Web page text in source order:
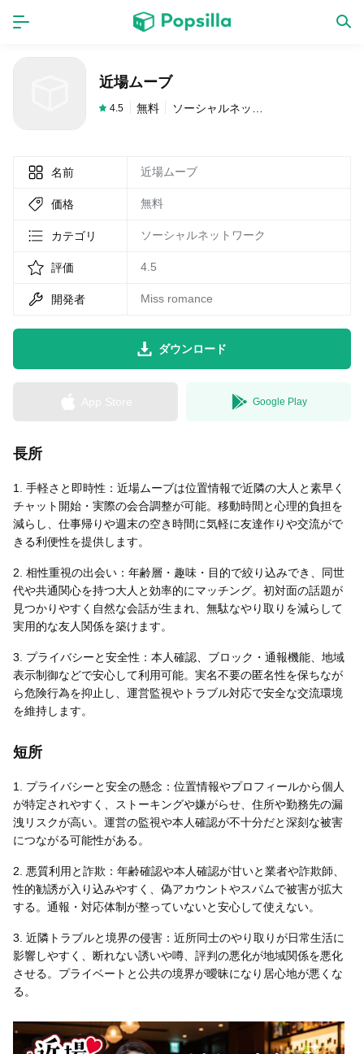
新作
LINE無料スタンプ
無料猫ミーム
近場ムーブ
4.5 無料
名前 近場ムーブ
価格 無料
カテゴリ ソーシャルネットワーク
評価 4.5
開発者 Miss romance
ダウンロード
Google Play
長所
1. 手軽さと即時性：近場ムーブは位置情報で近隣の大人と素早く
チャット開始・実際の会合調整が可能。移動時間と心理的負担を
減らし、仕事帰りや週末の空き時間に気軽に友達作りや交流がで
きる利便性を提供します。
2. 相性重視の出会い：年齢層・趣味・目的で絞り込みでき、同世
代や共通関心を持つ大人と効率的にマッチング。初対面の話題が
見つかりやすく自然な会話が生まれ、無駄なやり取りを減らして
実用的な友人関係を築けます。
3. プライバシーと安全性：本人確認、ブロック・通報機能、地域
表示制御などで安心して利用可能。実名不要の匿名性を保ちなが
ら危険行為を抑止し、運営監視やトラブル対応で安全な交流環境
を維持します。
短所
1. プライバシーと安全の懸念：位置情報やプロフィールから個人
が特定されやすく、ストーキングや嫌がらせ、住所や勤務先の漏
洩リスクが高い。運営の監視や本人確認が不十分だと深刻な被害
につながる可能性がある。
2. 悪質利用と詐欺：年齢確認や本人確認が甘いと業者や詐欺師、
性的勧誘が入り込みやすく、偽アカウントやスパムで被害が拡大
する。通報・対応体制が整っていないと安心して使えない。
3. 近隣トラブルと境界の侵害：近所同士のやり取りが日常生活に
影響しやすく、断れない誘いや噂、評判の悪化が地域関係を悪化
させる。プライベートと公共の境界が曖昧になり居心地が悪くな
る。